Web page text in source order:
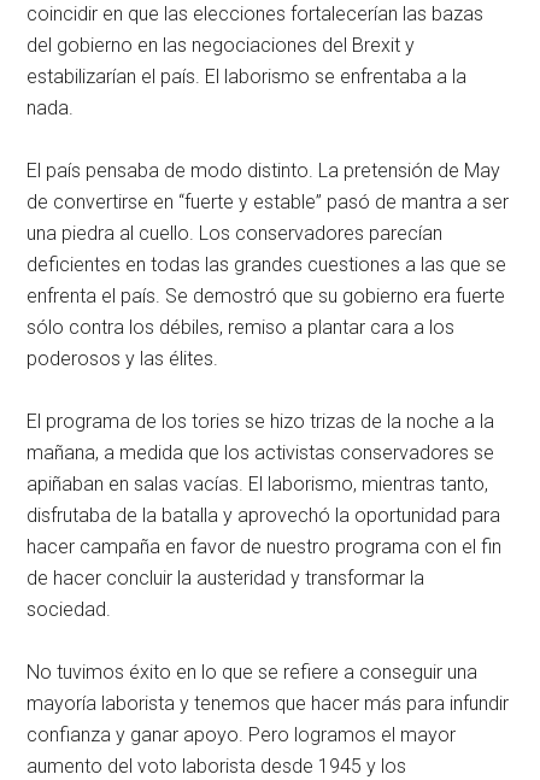
coincidir en que las elecciones fortalecerían las bazas
del gobierno en las negociaciones del Brexit y
estabilizarían el país. El laborismo se enfrentaba a la
nada.
El país pensaba de modo distinto. La pretensión de May
de convertirse en “fuerte y estable” pasó de mantra a ser
una piedra al cuello. Los conservadores parecían
deficientes en todas las grandes cuestiones a las que se
enfrenta el país. Se demostró que su gobierno era fuerte
sólo contra los débiles, remiso a plantar cara a los
poderosos y las élites.
El programa de los tories se hizo trizas de la noche a la
mañana, a medida que los activistas conservadores se
apiñaban en salas vacías. El laborismo, mientras tanto,
disfrutaba de la batalla y aprovechó la oportunidad para
hacer campaña en favor de nuestro programa con el fin
de hacer concluir la austeridad y transformar la
sociedad.
No tuvimos éxito en lo que se refiere a conseguir una
mayoría laborista y tenemos que hacer más para infundir
confianza y ganar apoyo. Pero logramos el mayor
aumento del voto laborista desde 1945 y los